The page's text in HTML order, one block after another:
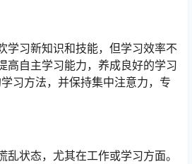
学习新知识和技能，但学习效率不
高自主学习能力，养成良好的学习
习方法，并保持集中注意力，专
乱状态，尤其在工作或学习方面。